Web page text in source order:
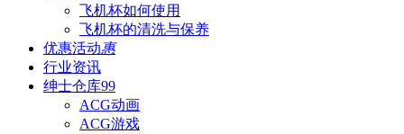
飞机杯如何使用
飞机杯的清洗与保养
优惠活动惠
行业资讯
绅士仓库99
ACG动画
ACG游戏